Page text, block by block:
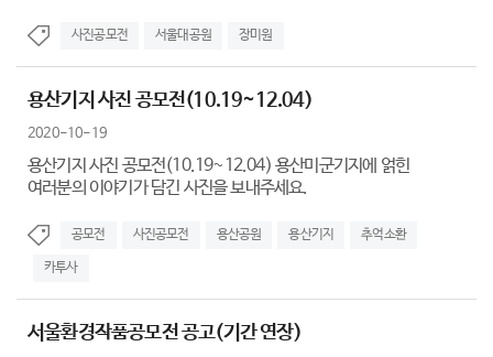
사진공모전 서울대공원 장미원
용산기지 사진 공모전(10.19~12.04)
2020-10-19
용산기지 사진 공모전(10.19~12.04) 용산미군기지에 얽힌
여러분의 이야기가 담긴 사진을 보내주세요.
공모전 사진공모전 용산공원 용산기지 추억소환
카투사
서울환경작품공모전 공고(기간 연장)